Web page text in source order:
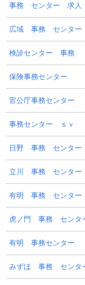
事務 センター 求人
広域 事務 センター
検診センター 事務
保険事務センター
官公庁事務センター
事務センター ｓｖ
日野 事務 センター
立川 事務 センター
有明 事務 センター
虎ノ門 事務 センタ
有明 事務センター
みずほ 事務 センタ